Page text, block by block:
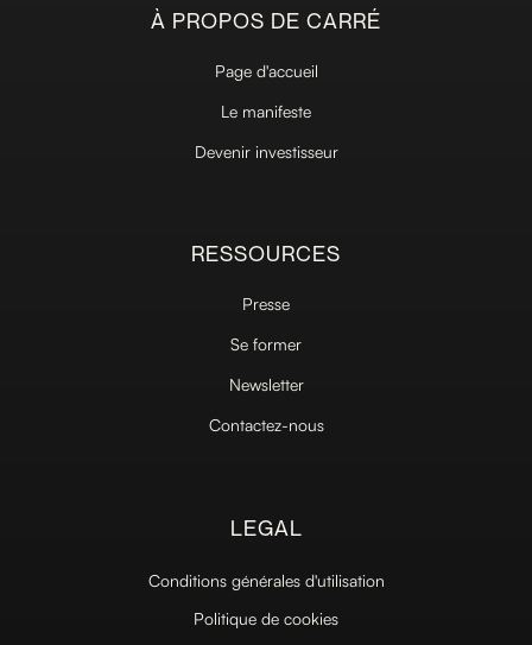
À PROPOS DE CARRÉ
Page d'accueil
Le manifeste
Devenir investisseur
RESSOURCES
Presse
Se former
Newsletter
Contactez-nous
LEGAL
Conditions générales d'utilisation
Politique de cookies